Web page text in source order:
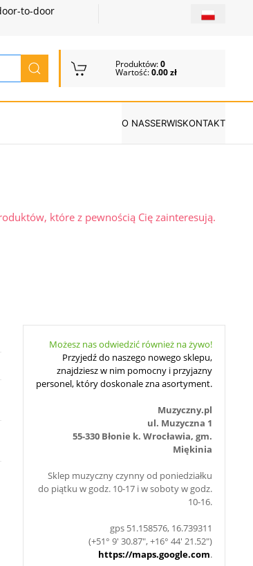
to-door
Produktów:0
Wartość:0.00 zł
O NASSERWISKONTAKT
które z pewnością Cię zainteresują.
Możesz nas odwiedzić również na żywo!
Przyjedź do naszego nowego sklepu,
znajdziesz w nim pomocny i przyjazny
personel, który doskonale zna asortyment.
Muzyczny.pl
ul. Muzyczna 1
55-330 Błonie k. Wrocławia, gm.
Miękinia
Sklep muzyczny czynny od poniedziałku
do piątku w godz. 10-17 i w soboty w godz.
10-16.
gps 51.158576, 16.739311
(+51° 9' 30.87", +16° 44' 21.52")
https://maps.google.com.